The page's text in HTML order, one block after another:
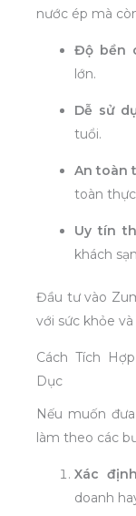
nước ép mà
Độ bền
lớn.
Dễ sử
tuổi.
An toàn
toàn
Uy tín
khách
Đầu tư vào
với sức khỏe
Cách Tích
Dục
Nếu muốn
làm theo các
Xác
doanh